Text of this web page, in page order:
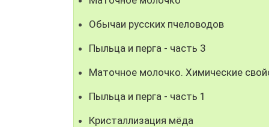
Обычаи русских пчеловодов
Пыльца и перга - часть 3
Маточное молочко. Химические
Пыльца и перга - часть 1
Кристаллизация мёда